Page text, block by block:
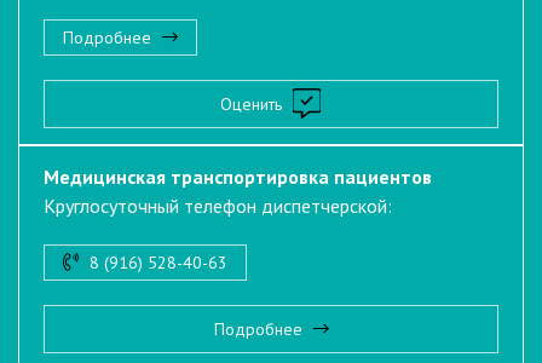
Подробнее
Оценить
Медицинская транспортировка пациентов
Круглосуточный телефон диспетчерской:
8 (916) 528-40-63
Подробнее